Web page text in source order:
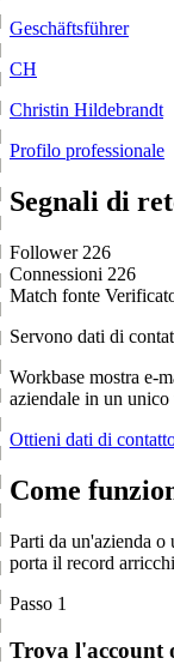
Geschäftsführer
CH
Christin Hildebrandt
Profilo professionale
Segnali di
Follower 226
Connessioni 226
Match fonte
Servono dati di
Workbase mostra e-
aziendale in un
Ottieni dati di
Come
Parti da un'azienda o
porta il record
Passo 1
Trova l'account